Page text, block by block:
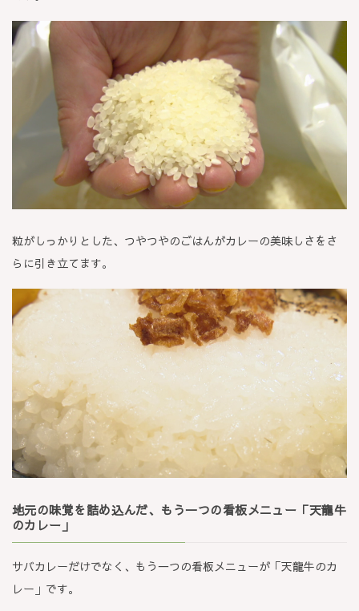
粒がしっかりとした、つやつやのごはんがカレーの美味しさをさ
らに引き立てます。
地元の味覚を詰め込んだ、もう一つの看板メニュー「天龍牛
のカレー」
サバカレーだけでなく、もう一つの看板メニューが「天龍牛のカ
レー」です。